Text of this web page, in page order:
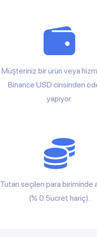
Müşteriniz bir ürün veya
Binance USD cinsinden
yapıyor.
Tutarı seçilen para biriminde
(% 0.5ücret hariç).